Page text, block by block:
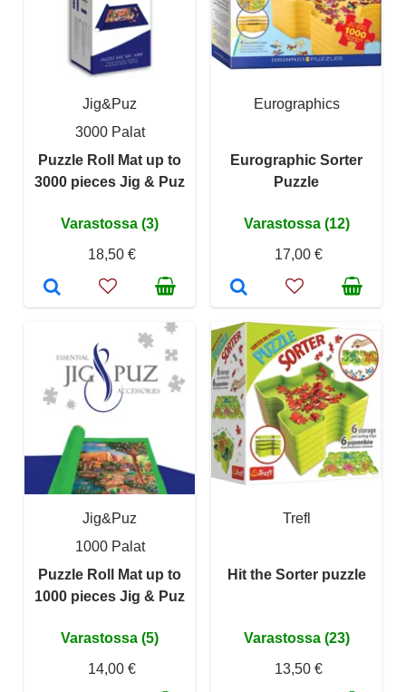
Jig&Puz
3000 Palat
Puzzle Roll Mat up to
3000 pieces Jig & Puz
Varastossa (3)
18,50 €
Eurographics
Eurographic Sorter
Puzzle
Varastossa (12)
17,00 €
Jig&Puz
1000 Palat
Puzzle Roll Mat up to
1000 pieces Jig & Puz
Varastossa (5)
14,00 €
Trefl
Hit the Sorter puzzle
Varastossa (23)
13,50 €